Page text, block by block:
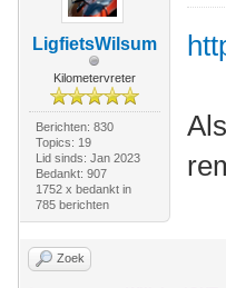
LigfietsWilsum
Kilometervreter
Berichten: 830
Topics: 19
Lid sinds: Jan 2023
Bedankt: 907
1752 x bedankt in
785 berichten
Zoek